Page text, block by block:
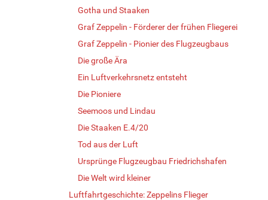
Gotha und Staaken
Graf Zeppelin - Förderer der frühen Fliegerei
Graf Zeppelin - Pionier des Flugzeugbaus
Die große Ära
Ein Luftverkehrsnetz entsteht
Die Pioniere
Seemoos und Lindau
Die Staaken E.4/20
Tod aus der Luft
Ursprünge Flugzeugbau Friedrichshafen
Die Welt wird kleiner
Luftfahrtgeschichte: Zeppelins Flieger